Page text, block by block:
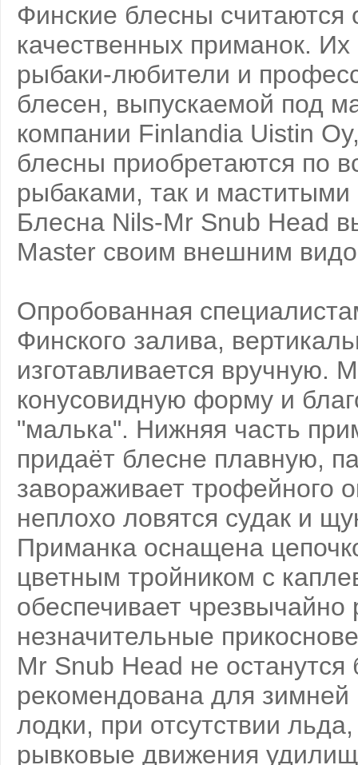
Финские блесны
качественных приманок.
рыбаки-любители и
блесен, выпускаемой под
компании Finlandia Uistin
блесны приобретаются по
рыбаками, так и
Блесна Nils-Mr Snub Head
Master своим внешним
Опробованная
Финского залива,
изготавливается вручную.
конусовидную форму и
"малька". Нижняя часть
придаёт блесне плавную,
завораживает трофейного
неплохо ловятся судак и
Приманка оснащена
цветным тройником с
обеспечивает
незначительные
Mr Snub Head не
рекомендована для зимней
лодки, при отсутствии
рывковые движения